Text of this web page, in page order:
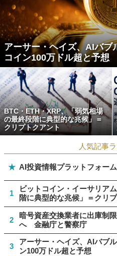
アーサー・ヘイズ、AIバブ
コイン100万ドル超と予想
BTC・ETH・XRP、「弱気相場
の最終段階に典型的な兆候」＝
クリプトクアント
人気記事
★ AI投資情報プラットフォー
1
ビットコイン・イーサリア
階に典型的な兆候」＝クリ
2
暗号資産交換業者に出庫制
へ 金融庁と警察庁
3
アーサー・ヘイズ、AIバブ
ン100万ドル超と予想